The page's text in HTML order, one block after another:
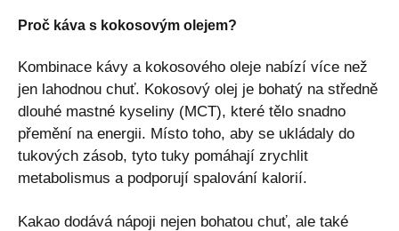
Proč káva s kokosovým olejem?
Kombinace kávy a kokosového oleje nabízí více než
jen lahodnou chuť. Kokosový olej je bohatý na středně
dlouhé mastné kyseliny (MCT), které tělo snadno
přemění na energii. Místo toho, aby se ukládaly do
tukových zásob, tyto tuky pomáhají zrychlit
metabolismus a podporují spalování kalorií.
Kakao dodává nápoji nejen bohatou chuť, ale také